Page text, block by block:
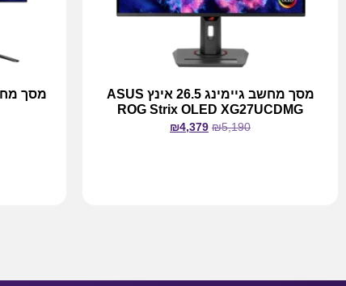
מסך מחשב גיימינג 26.5 אינץ ASUS
ROG Strix OLED XG27UCDMG
₪5,190
₪4,379